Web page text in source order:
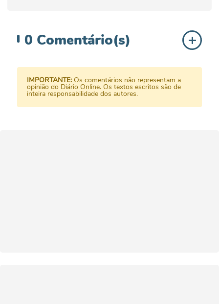
0 Comentário(s)
IMPORTANTE: Os comentários não representam a
opinião do Diário Online. Os textos escritos são de
inteira responsabilidade dos autores.